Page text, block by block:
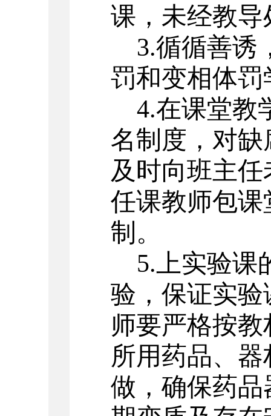
课，未经教
3.循循善诱
罚和变相体
4.在课堂教
名制度，对
及时向班主
任课教师包
制。
5.上实验课
验，保证实
师要严格按
所用药品、
做，确保药